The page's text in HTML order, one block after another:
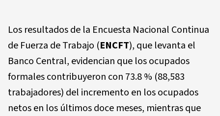
Los resultados de la Encuesta Nacional Continua
de Fuerza de Trabajo (ENCFT), que levanta el
Banco Central, evidencian que los ocupados
formales contribuyeron con 73.8 % (88,583
trabajadores) del incremento en los ocupados
netos en los últimos doce meses, mientras que